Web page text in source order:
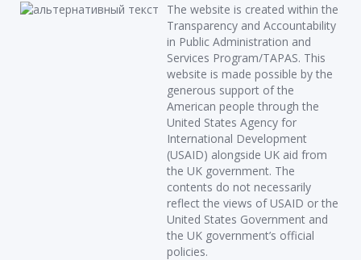
The website is created within the
Transparency and Accountability
in Public Administration and
Services Program/TAPAS. This
website is made possible by the
generous support of the
American people through the
United States Agency for
International Development
(USAID) alongside UK aid from
the UK government. The
contents do not necessarily
reflect the views of USAID or the
United States Government and
the UK government’s official
policies.